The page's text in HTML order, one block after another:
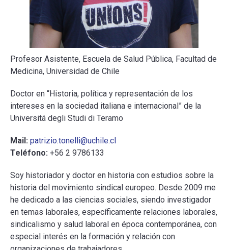
Profesor Asistente, Escuela de Salud Pública, Facultad de
Medicina, Universidad de Chile
Doctor en “Historia, política y representación de los
intereses en la sociedad italiana e internacional” de la
Universitá degli Studi di Teramo
Mail: patrizio.tonelli@uchile.cl
Teléfono: +56 2 9786133
Soy historiador y doctor en historia con estudios sobre la
historia del movimiento sindical europeo. Desde 2009 me
he dedicado a las ciencias sociales, siendo investigador
en temas laborales, específicamente relaciones laborales,
sindicalismo y salud laboral en época contemporánea, con
especial interés en la formación y relación con